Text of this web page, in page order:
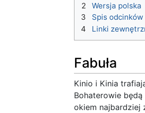
2
Wersja polska
3
Spis odcinków
4
Linki
Fabuła
Kinio i Kinia
Bohaterowie
okiem najbardziej